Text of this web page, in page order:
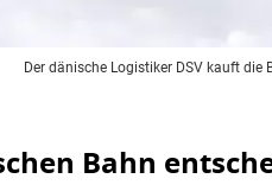
Der dänische Logistiker DSV kauft die
Bahn